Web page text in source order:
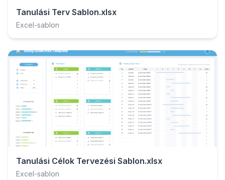
Tanulási Terv Sablon.xlsx
Excel-sablon
Tanulási Célok Tervezési Sablon.xlsx
Excel-sablon